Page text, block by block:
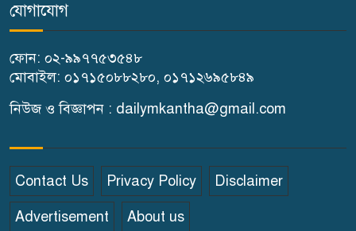
গোপালপুরে কৃষক দলের বিজয়
বাসের চাপায় পথচারী নারীর মৃত্যু
বিন্দুবাসিনী সরকারি বালিকা উচ্চ
বিদ্যালয়ে গণঅভ্যুত্থান দিবস পালিত
যোগাযোগ
ফোন: ০২-৯৯৭৭৫৩৫৪৮
মোবাইল: ০১৭১৫০৮৮২৮০, ০১৭১২৬৯৫৮৪৯
নিউজ ও বিজ্ঞাপন : dailymkantha@gmail.com
Contact Us Privacy Policy Disclaimer
Advertisement About us